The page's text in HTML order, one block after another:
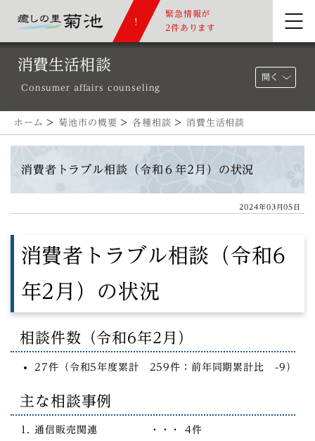
緊急情報が
2件あります
消費生活相談
Consumer affairs counseling
開く
ホーム > 菊池市の概要 > 各種相談 >消費生活相談
消費者トラブル相談（令和６年2月）の状況
2024年03月05日
消費者トラブル相談（令和6
年2月）の状況
相談件数（令和6年2月）
27件（令和5年度累計 259件：前年同期累計比 -9）
主な相談事例
通信販売関連 ・・・ 4件